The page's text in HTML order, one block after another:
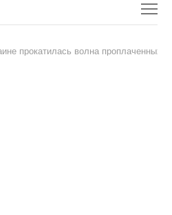
прокатилась волна проплаченных